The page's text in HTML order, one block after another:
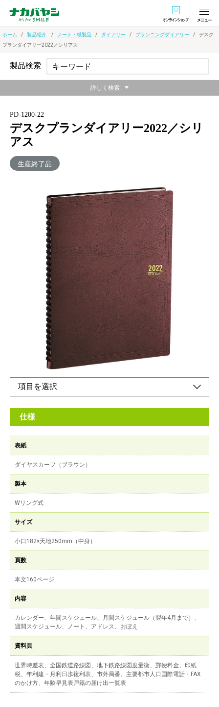
オンラインショ
ホーム 製品紹介 ノート・紙製品 ダイアリー プランニングダイアリー
デスク
プランダイアリー2022／シリアス
PD-1200-22
デスクプランダイアリー2022／シリ
アス
生産終了品
心強いビジネスパートナーとして
メーカー希望小売価格：
+ 税
生産終了品
スケジュールや情報を一冊で管理できるデスクトップタイプで
す。もちろん携帯できる強度とスタイリングを兼ね備えています
仕様
表紙
ダイヤスカーフ（ブラウン）
製本
Wリング式
サイズ
小口182×天地250mm（中身）
頁数
本文160ページ
内容
カレンダー、年間スケジュール、月間スケジュール（翌年4月まで）、
週間スケジュール、ノート、アドレス、おぼえ
資料頁
世界時差表、全国鉄道路線図、地下鉄路線図度量衡、郵便料金、印紙
税、年利建・月利日歩複利表、市外局番、主要都市人口国際電話・FAX
のかけ方、年齢早見表戸籍の届け出一覧表
製品検索
詳しく検索